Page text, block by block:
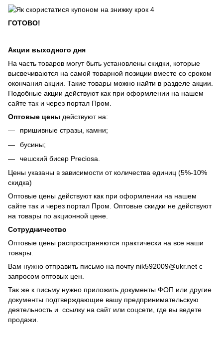
ГОТОВО!
Акции выходного дня
На часть товаров могут быть установлены скидки, которые
высвечиваются на самой товарной позиции вместе со сроком
окончания акции. Такие товары можно найти в разделе акции.
Подобные акции действуют как при оформлении на нашем
сайте так и через портал Пром.
Оптовые цены действуют на:
пришивные стразы, камни;
бусины;
чешский бисер Preciosa.
Цены указаны в зависимости от количества единиц (5%-10%
скидка)
Оптовые цены действуют как при оформлении на нашем
сайте так и через портал Пром. Оптовые скидки не действуют
на товары по акционной цене.
Сотрудничество
Оптовые цены распространяются практически на все наши
товары.
Вам нужно отправить письмо на почту nik592009@ukr.net с
запросом оптовых цен.
Так же к письму нужно приложить документы ФОП или другие
документы подтверждающие вашу предпринимательскую
деятельность и ссылку на сайт или соцсети, где вы ведете
продажи.